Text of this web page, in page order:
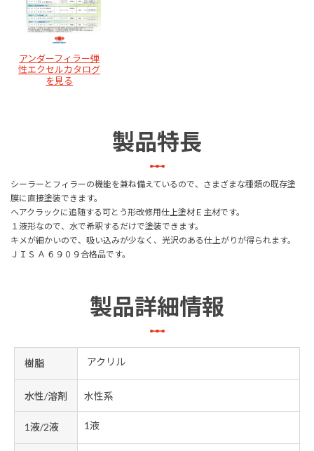
アンダーフィラー弾
性エクセルカタログ
を見る
製品特長
シーラーとフィラーの機能を兼ね備えているので、さまざまな種類の既存塗
膜に直接塗装できます。
ヘアクラックに追随する可とう形改修用仕上塗材Ｅ主材です。
１液形なので、水で希釈するだけで塗装できます。
キメが細かいので、吸い込みが少なく、光沢のある仕上がりが得られます。
ＪＩＳ Ａ ６９０９合格品です。
製品詳細情報
樹脂 アクリル
水性/溶剤 水性系
1液/2液 1液